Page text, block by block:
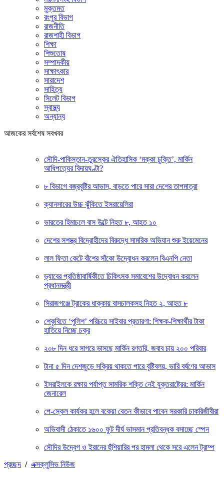
মুক্তমত
রংপুর বিভাগ
রাজনীতি
রাজশাহী বিভাগ
শিক্ষা
শিশুতোষ
সম্পাদকীয়
সাক্ষাৎকার
সারাদেশ
সাহিত্য
সিলেট বিভাগ
স্বাস্থ্য
অন্যান্য
আজকের সর্বশেষ সবখবর
সৌদি-পাকিস্তান-তুরস্কের ঐতিহাসিক ‘মক্কা চুক্তি’, মার্কিন
আধিপত্যের বিদায়ঘণ্টা?
৮ বিভাগে বজ্রবৃষ্টির আভাস, বাড়তে পারে সারা দেশের তাপমাত্রা
ক্যানসারের উচ্চ ঝুঁকিতে ইসরায়েলিরা
ভারতের হিমাচলে বাস উল্টে নিহত ৮, আহত ১০
দেশের সশস্ত্র বিদ্রোহীদের বিরুদ্ধে সামরিক অভিযান শুরু ইয়েমেনের
লাল ফিতা কেটে বাঁশের সাঁকো উদ্বোধন করলেন বিএনপি নেতা
ড্যাবের প্রতিষ্ঠাবার্ষিকীতে চিকিৎসক সমাবেশের উদ্বোধন করলেন
প্রধানমন্ত্রী
সিরাজগঞ্জে ট্রাকের ধাক্কায় বাসচালকসহ নিহত ২, আহত ৮
শেকৃবিতে ‘পুলিশ’ পরিচয়ে সাইবার প্রতারণা: শিক্ষক-শিক্ষার্থীর টাকা
হাতিয়ে নিচ্ছে চক্র
২০৮ দিন ধরে সাগরে ভাসছে মার্কিন রণতরি, জবাব চায় ২০০ পরিবার
টানা ৫ দিন দেশজুড়ে সক্রিয় থাকতে পারে বৃষ্টিবলয়, ভারি বর্ষণের আভাস
ইসরাইলকে রক্ষায় পর্যাপ্ত সামরিক শক্তি নেই যুক্তরাষ্ট্রের: মার্কিন
জেনারেল
পে-স্কেল কার্যকর হলে বকেয়া বেতন কীভাবে পাবেন সরকারি চাকরিজীবীরা
অভিবাসী ঠেকাতে ১৬০০ ফুট দীর্ঘ ভাসমান প্রতিবন্ধক বসাচ্ছে স্পেন
সৌদির উদ্বেগ ও ইরানের হুঁশিয়ারির পর হামলা থেকে সরে এলেন ট্রাম্প
প্রচ্ছদ / এক্সক্লুসিভ নিউজ